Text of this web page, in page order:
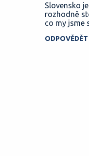
Slovensko
rozhodně
co my jsme
ODPOVĚDĚT